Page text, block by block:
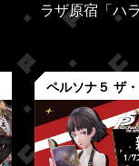
ラザ原宿「ハ
ペルソナ５ ザ